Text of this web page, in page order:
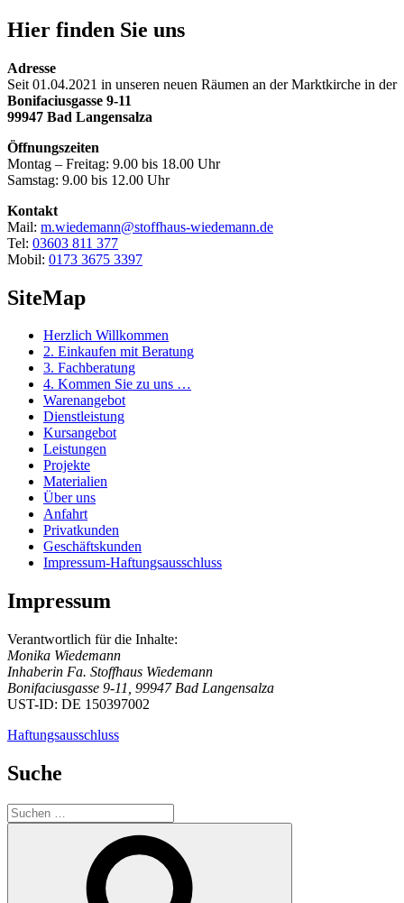
Hier finden Sie uns
Adresse
Seit 01.04.2021 in unseren neuen Räumen an der Marktkirche in der
Bonifaciusgasse 9-11
99947 Bad Langensalza
Öffnungszeiten
Montag – Freitag: 9.00 bis 18.00 Uhr
Samstag: 9.00 bis 12.00 Uhr
Kontakt
Mail: m.wiedemann@stoffhaus-wiedemann.de
Tel: 03603 811 377
Mobil: 0173 3675 3397
SiteMap
Herzlich Willkommen
2. Einkaufen mit Beratung
3. Fachberatung
4. Kommen Sie zu uns …
Warenangebot
Dienstleistung
Kursangebot
Leistungen
Projekte
Materialien
Über uns
Anfahrt
Privatkunden
Geschäftskunden
Impressum-Haftungsausschluss
Impressum
Verantwortlich für die Inhalte:
Monika Wiedemann
Inhaberin Fa. Stoffhaus Wiedemann
Bonifaciusgasse 9-11, 99947 Bad Langensalza
UST-ID: DE 150397002
Haftungsausschluss
Suche
Suchen
nach: